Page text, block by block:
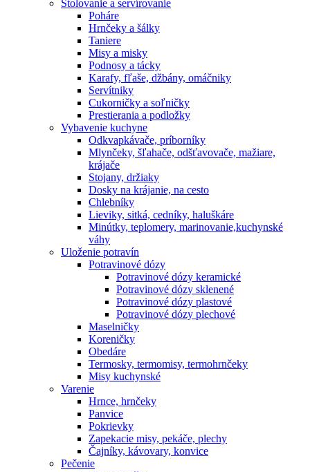
Stolovanie a servírovanie
Poháre
Hrnčeky a šálky
Taniere
Misy a misky
Podnosy a tácky
Karafy, fľaše, džbány, omáčniky
Servítniky
Cukorničky a soľničky
Prestierania a podložky
Vybavenie kuchyne
Odkvapkávače, príborníky
Mlynčeky, šľahače, odšťavovače, mažiare,
krájače
Stojany, držiaky
Dosky na krájanie, na cesto
Chlebníky
Lieviky, sitká, cedníky, haluškáre
Minútky, teplomery, marinovanie,kuchynské
váhy
Uloženie potravín
Potravinové dózy
Potravinové dózy keramické
Potravinové dózy sklenené
Potravinové dózy plastové
Potravinové dózy plechové
Maselničky
Koreničky
Obedáre
Termosky, termomisy, termohrnčeky
Misy kuchynské
Varenie
Hrnce, hrnčeky
Panvice
Pokrievky
Zapekacie misy, pekáče, plechy
Čajníky, kávovary, konvice
Pečenie